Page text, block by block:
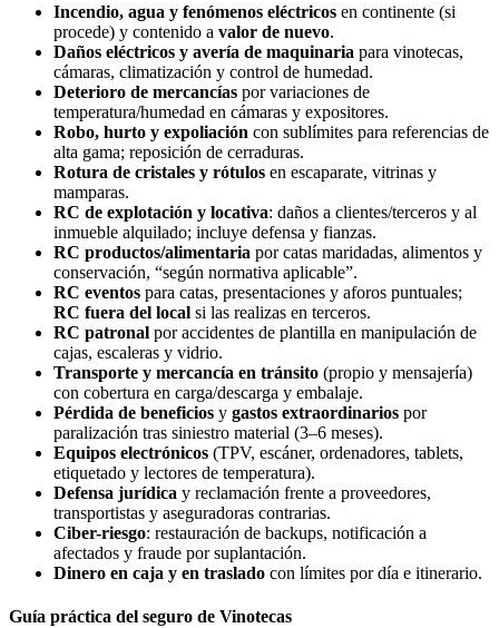
Incendio, agua y fenómenos eléctricos en continente (si
procede) y contenido a valor de nuevo.
Daños eléctricos y avería de maquinaria para vinotecas,
cámaras, climatización y control de humedad.
Deterioro de mercancías por variaciones de
temperatura/humedad en cámaras y expositores.
Robo, hurto y expoliación con sublímites para referencias de
alta gama; reposición de cerraduras.
Rotura de cristales y rótulos en escaparate, vitrinas y
mamparas.
RC de explotación y locativa: daños a clientes/terceros y al
inmueble alquilado; incluye defensa y fianzas.
RC productos/alimentaria por catas maridadas, alimentos y
conservación, “según normativa aplicable”.
RC eventos para catas, presentaciones y aforos puntuales;
RC fuera del local si las realizas en terceros.
RC patronal por accidentes de plantilla en manipulación de
cajas, escaleras y vidrio.
Transporte y mercancía en tránsito (propio y mensajería)
con cobertura en carga/descarga y embalaje.
Pérdida de beneficios y gastos extraordinarios por
paralización tras siniestro material (3–6 meses).
Equipos electrónicos (TPV, escáner, ordenadores, tablets,
etiquetado y lectores de temperatura).
Defensa jurídica y reclamación frente a proveedores,
transportistas y aseguradoras contrarias.
Ciber-riesgo: restauración de backups, notificación a
afectados y fraude por suplantación.
Dinero en caja y en traslado con límites por día e itinerario.
Guía práctica del seguro de Vinotecas